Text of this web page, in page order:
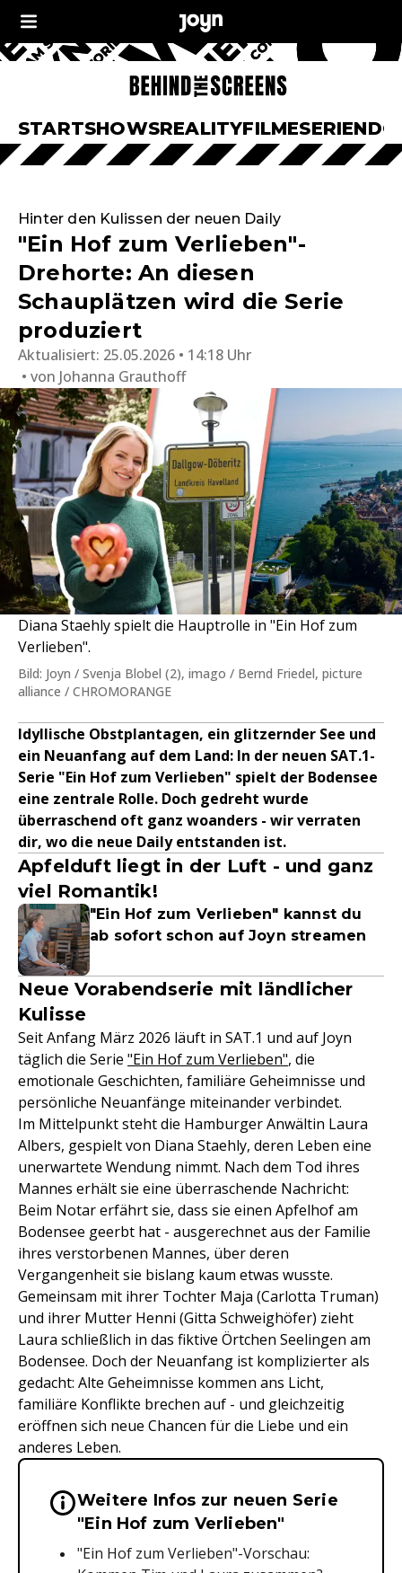
STARTSHOWSREALITYFILMESERIEN
Hinter den Kulissen der neuen Daily
"Ein Hof zum Verlieben"-
Drehorte: An diesen
Schauplätzen wird die Serie
produziert
Aktualisiert: 25.05.2026 • 14:18 Uhr
von Johanna Grauthoff
Diana Staehly spielt die Hauptrolle in "Ein Hof zum
Verlieben".
Bild: Joyn / Svenja Blobel (2), imago / Bernd Friedel, picture
alliance / CHROMORANGE
Idyllische Obstplantagen, ein glitzernder See und
ein Neuanfang auf dem Land: In der neuen SAT.1-
Serie "Ein Hof zum Verlieben" spielt der Bodensee
eine zentrale Rolle. Doch gedreht wurde
überraschend oft ganz woanders - wir verraten
dir, wo die neue Daily entstanden ist.
Apfelduft liegt in der Luft - und ganz
viel Romantik!
"Ein Hof zum Verlieben" kannst du
ab sofort schon auf Joyn streamen
Neue Vorabendserie mit ländlicher
Kulisse
Seit Anfang März 2026 läuft in SAT.1 und auf Joyn
täglich die Serie "Ein Hof zum Verlieben", die
emotionale Geschichten, familiäre Geheimnisse und
persönliche Neuanfänge miteinander verbindet.
Im Mittelpunkt steht die Hamburger Anwältin Laura
Albers, gespielt von Diana Staehly, deren Leben eine
unerwartete Wendung nimmt. Nach dem Tod ihres
Mannes erhält sie eine überraschende Nachricht:
Beim Notar erfährt sie, dass sie einen Apfelhof am
Bodensee geerbt hat - ausgerechnet aus der Familie
ihres verstorbenen Mannes, über deren
Vergangenheit sie bislang kaum etwas wusste.
Gemeinsam mit ihrer Tochter Maja (Carlotta Truman)
und ihrer Mutter Henni (Gitta Schweighöfer) zieht
Laura schließlich in das fiktive Örtchen Seelingen am
Bodensee. Doch der Neuanfang ist komplizierter als
gedacht: Alte Geheimnisse kommen ans Licht,
familiäre Konflikte brechen auf - und gleichzeitig
eröffnen sich neue Chancen für die Liebe und ein
anderes Leben.
Wichtige Hinweise &
Weitere Infos zur neuen Serie
"Ein Hof zum Verlieben"
"Ein Hof zum Verlieben"-Vorschau: